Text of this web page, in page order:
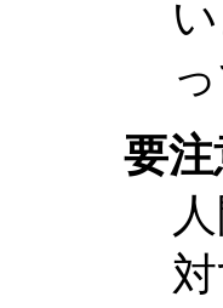
要